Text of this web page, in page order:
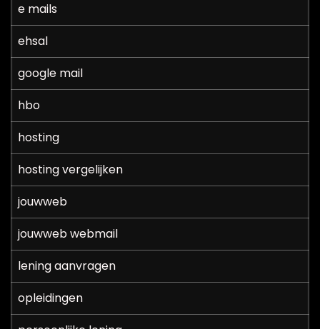
e mails
ehsal
google mail
hbo
hosting
hosting vergelijken
jouwweb
jouwweb webmail
lening aanvragen
opleidingen